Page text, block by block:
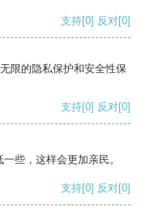
支持[0] 反对[0]
限的隐私保护和安全性保
支持[0] 反对[0]
些，这样会更加亲民。
支持[0] 反对[0]